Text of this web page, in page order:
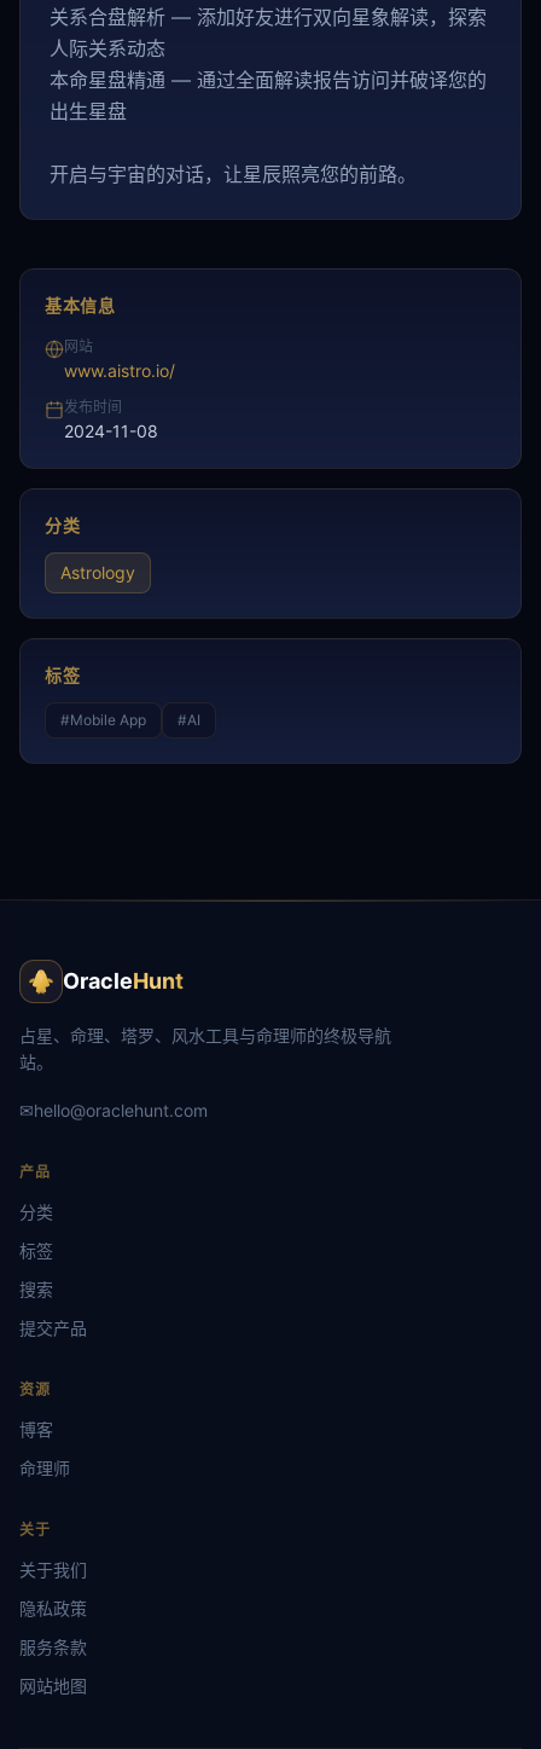
关系合盘解析 — 添加好友进行双向星象解读，探索
人际关系动态
本命星盘精通 — 通过全面解读报告访问并破译您的
出生星盘
开启与宇宙的对话，让星辰照亮您的前路。
基本信息
网站
www.aistro.io/
发布时间
2024-11-08
分类
Astrology
标签
#Mobile App #AI
OracleHunt
占星、命理、塔罗、风水工具与命理师的终极导航
站。
✉hello@oraclehunt.com
产品
分类
标签
搜索
提交产品
资源
博客
命理师
关于
关于我们
隐私政策
服务条款
网站地图